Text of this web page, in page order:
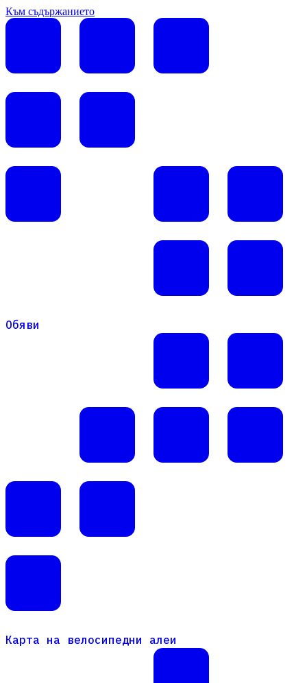
Към съдържанието
Обяви
Карта на велосипедни алеи
Карта на велосипедни алеи